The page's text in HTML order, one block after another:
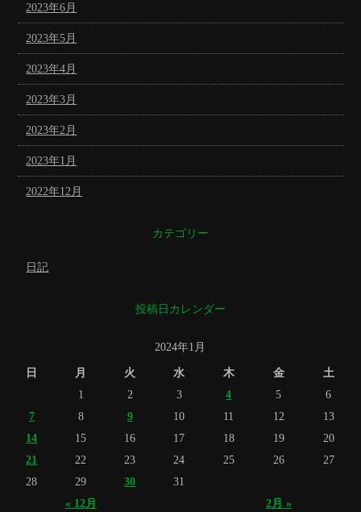
2023年6月
2023年5月
2023年4月
2023年3月
2023年2月
2023年1月
2022年12月
カテゴリー
日記
投稿日カレンダー
2024年1月
日 月 火 水 木 金 土
« 12月 2月 »
1 2 3 4 5
6
7
8 9 10 11 12
13
14
15 16 17 18 19
20
21
22 23 24 25 26
27
28
29 30 31